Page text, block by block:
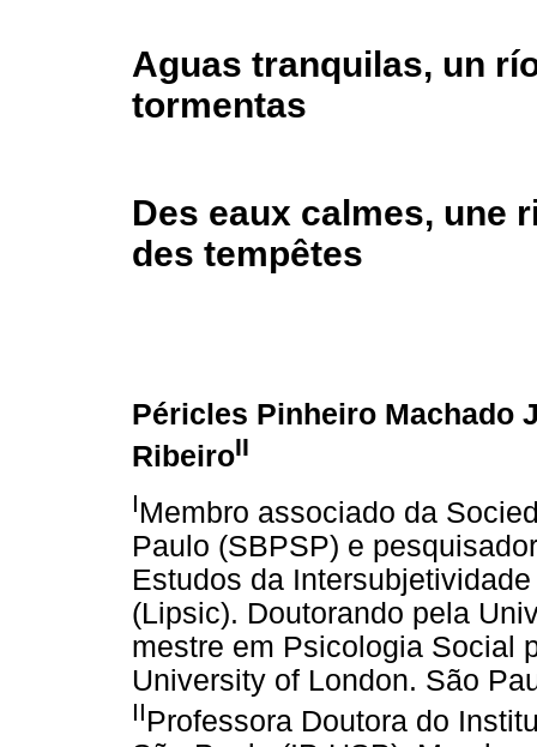
Aguas tranquilas, un
tormentas
Des eaux calmes, une
des tempêtes
Péricles Pinheiro Machado
RibeiroII
IMembro associado da
Paulo (SBPSP) e
Estudos da
(Lipsic). Doutorando pela
mestre em Psicologia Social
University of London. São
IIProfessora Doutora do